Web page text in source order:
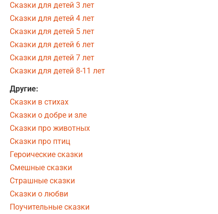
Сказки для детей 3 лет
Сказки для детей 4 лет
Сказки для детей 5 лет
Сказки для детей 6 лет
Сказки для детей 7 лет
Сказки для детей 8-11 лет
Другие:
Сказки в стихах
Сказки о добре и зле
Сказки про животных
Сказки про птиц
Героические сказки
Смешные сказки
Страшные сказки
Сказки о любви
Поучительные сказки